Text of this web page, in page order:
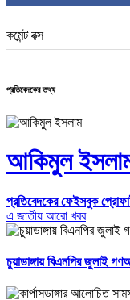
কমেন্ট বক্স
প্রতিবেদকের তথ্য
আকিমুল
প্রতিবেদকের ফেইসবুক
এ জাতীয় আরো খবর
চুয়াডাঙ্গায় বিএনপির জুলাই